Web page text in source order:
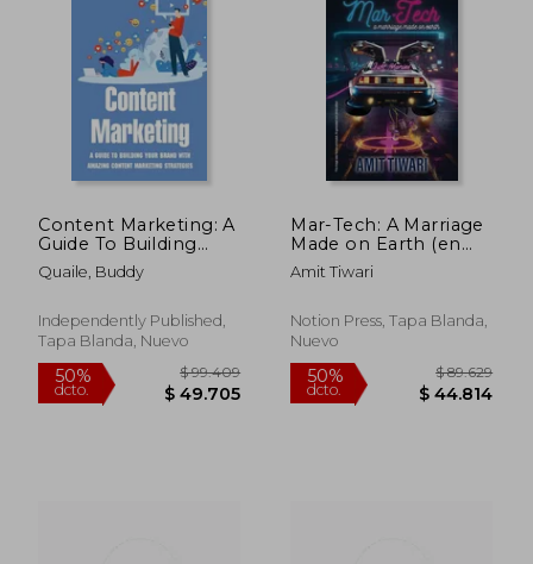
50%
dcto. $ 48.266
50%
dcto.
Content Marketing: A
Guide To Building
Your Brand With
Amazing Content
Video Marketing
Strategy (en Inglés)
Quaile, Buddy
Independently Published,
Tapa Blanda, Nuevo
Mar-Tech: A Marriage
Made on Earth (en
Inglés)
Amit Tiwari
Notion Press, Tapa Blanda,
Nuevo